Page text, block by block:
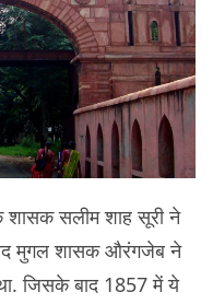
सलीम शाह सूरी ने
मुगल शासक औरंगजेब ने
जिसके बाद 1857 में ये